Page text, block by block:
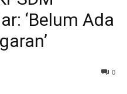
‘Belum Ada
0